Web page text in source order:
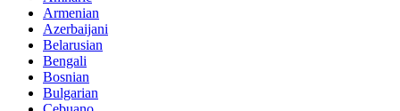
Armenian
Azerbaijani
Belarusian
Bengali
Bosnian
Bulgarian